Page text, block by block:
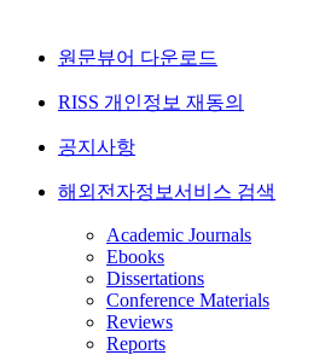
원문뷰어 다운로드
RISS 개인정보 재동의
공지사항
해외전자정보서비스 검색
Academic Journals
Ebooks
Dissertations
Conference Materials
Reviews
Reports